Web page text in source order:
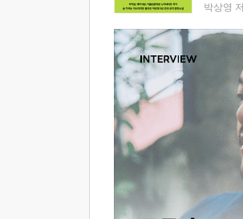
박상영 저